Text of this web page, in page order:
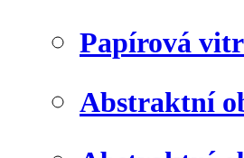
Papírová
Abstraktní